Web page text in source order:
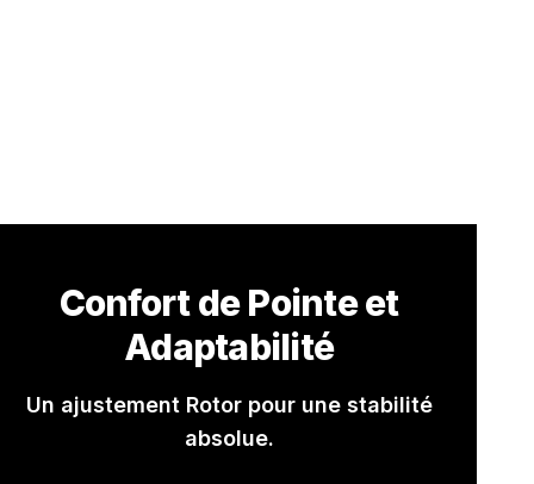
Confort de Pointe et
Adaptabilité
Un ajustement Rotor pour une stabilité
absolue.